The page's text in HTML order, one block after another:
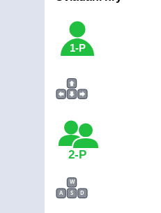
1-P
2-P
W
A
S D